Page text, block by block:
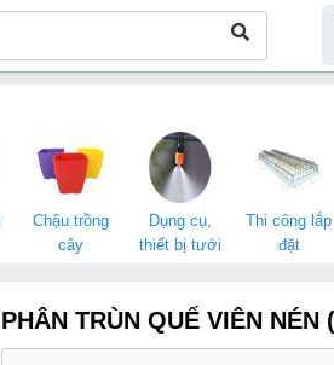
Chậu trồng
cây
Dụng cụ,
thiết bị tưới
Thi công lắp
đặt
PHÂN TRÙN QUẾ VIÊN NÉN